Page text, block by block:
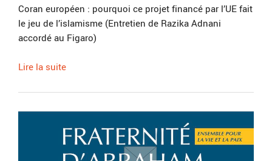
Coran européen : pourquoi ce projet financé par l’UE fait
le jeu de l’islamisme (Entretien de Razika Adnani
accordé au Figaro)
Lire la suite